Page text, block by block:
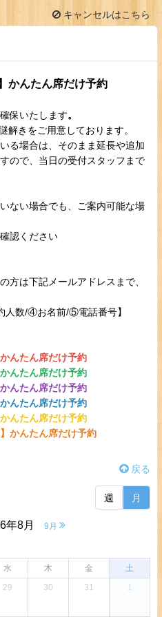
キャンセルはこちら
かんたん席だけ予約
保いたします。
きをご用意しております。
る場合は、そのまま延長や追加
ので、当日の受付スタッフまで
ない場合でも、ご案内可能な場
認ください
方は下記メールアドレスまで、
数/④お名前/⑤電話番号】
んたん席だけ予約
んたん席だけ予約
んたん席だけ予約
んたん席だけ予約
んたん席だけ予約
かんたん席だけ予約
戻る
年8月 9月
週 月
水 木 金
土
29 30 31 1